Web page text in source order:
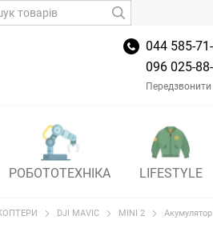
044 585-
096 025-
РОБОТОТЕХНІКА LIFESTYLE
DJI MAVIC MINI 2